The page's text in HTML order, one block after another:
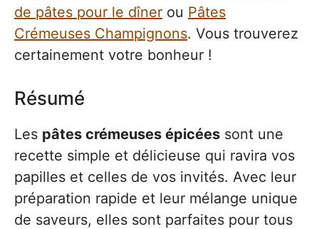
de pâtes pour le dîner ou Pâtes
Crémeuses Champignons. Vous trouverez
certainement votre bonheur !
Résumé
Les pâtes crémeuses épicées sont une
recette simple et délicieuse qui ravira vos
papilles et celles de vos invités. Avec leur
préparation rapide et leur mélange unique
de saveurs, elles sont parfaites pour tous